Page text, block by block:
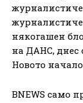
някогашен
на ДАНС, днес
Новото
BNEWS само